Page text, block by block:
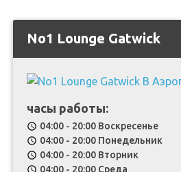
No1 Lounge Gatwick
часы работы:
schedule 04:00 - 20:00 Воскресенье
schedule 04:00 - 20:00 Понедельник
schedule 04:00 - 20:00 Вторник
schedule 04:00 - 20:00 Среда